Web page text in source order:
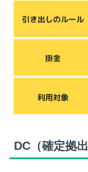
DC（確定拠